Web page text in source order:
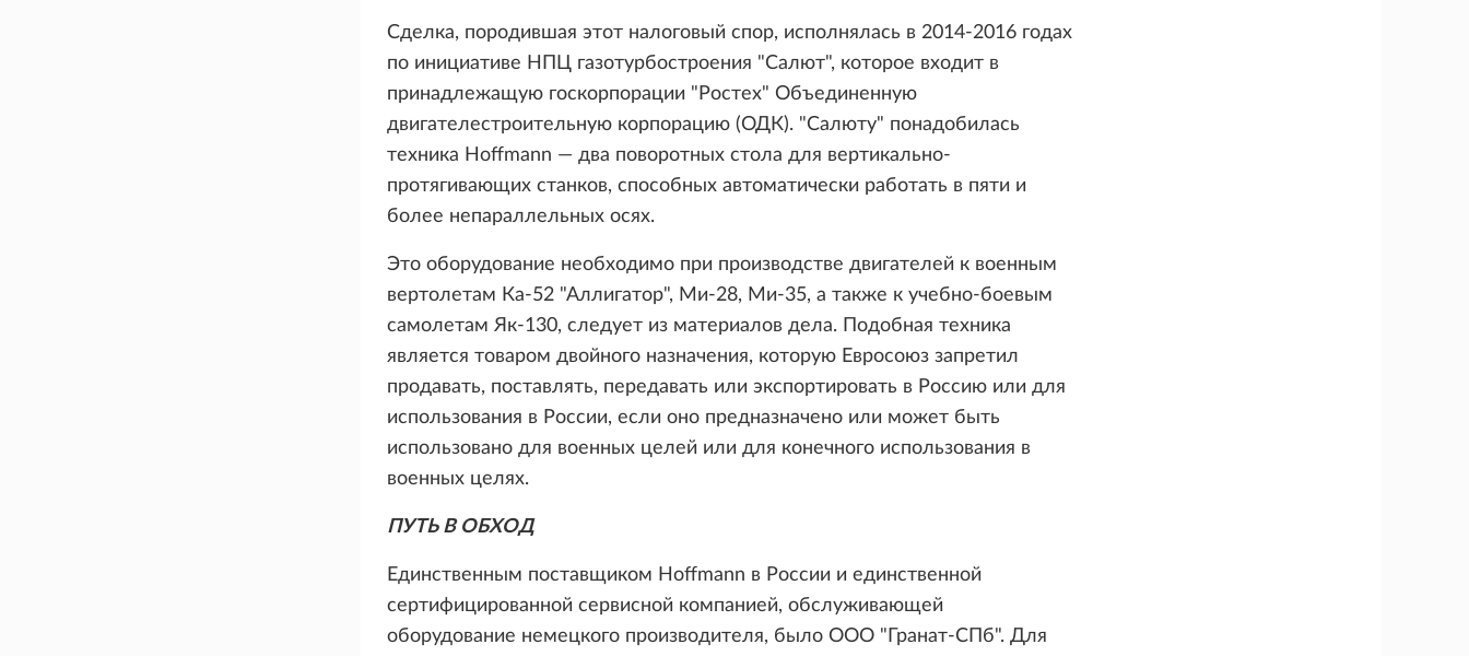
Сделка, породившая этот налоговый спор, исполнялась в 2014-2016 годах
по инициативе НПЦ газотурбостроения "Салют", которое входит в
принадлежащую госкорпорации "Ростех" Объединенную
двигателестроительную корпорацию (ОДК). "Салюту" понадобилась
техника Hoffmann — два поворотных стола для вертикально-
протягивающих станков, способных автоматически работать в пяти и
более непараллельных осях.
Это оборудование необходимо при производстве двигателей к военным
вертолетам Ка-52 "Аллигатор", Ми-28, Ми-35, а также к учебно-боевым
самолетам Як-130, следует из материалов дела. Подобная техника
является товаром двойного назначения, которую Евросоюз запретил
продавать, поставлять, передавать или экспортировать в Россию или для
использования в России, если оно предназначено или может быть
использовано для военных целей или для конечного использования в
военных целях.
ПУТЬ В ОБХОД
Единственным поставщиком Hoffmann в России и единственной
сертифицированной сервисной компанией, обслуживающей
оборудование немецкого производителя, было ООО "Гранат-СПб". Для